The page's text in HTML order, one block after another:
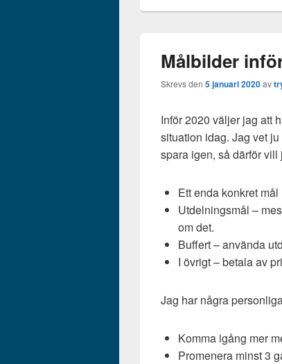
Målbilder
Skrevs den 5 januari 2020av
Inför 2020 väljer jag att
situation idag. Jag vet
spara igen, så därför
Ett enda konkret
Utdelningsmål –
om det.
Buffert – använda
I övrigt – betala av
Jag har några
Komma igång mer
Promenera minst 3